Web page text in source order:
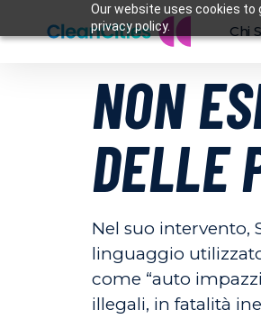
Our website uses cookies to
privacy policy.
Chi
NON
DELLE
Nel suo intervento,
linguaggio
come “auto
illegali, in fatalità